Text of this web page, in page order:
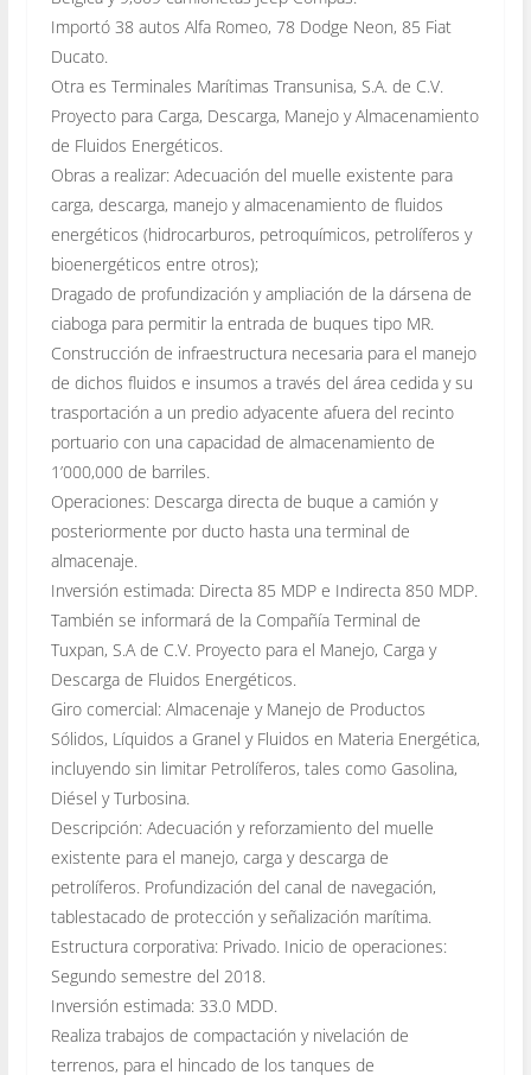
Importó 38 autos Alfa Romeo, 78 Dodge Neon, 85 Fiat
Ducato.
Otra es Terminales Marítimas Transunisa, S.A. de C.V.
Proyecto para Carga, Descarga, Manejo y Almacenamiento
de Fluidos Energéticos.
Obras a realizar: Adecuación del muelle existente para
carga, descarga, manejo y almacenamiento de fluidos
energéticos (hidrocarburos, petroquímicos, petrolíferos y
bioenergéticos entre otros);
Dragado de profundización y ampliación de la dársena de
ciaboga para permitir la entrada de buques tipo MR.
Construcción de infraestructura necesaria para el manejo
de dichos fluidos e insumos a través del área cedida y su
trasportación a un predio adyacente afuera del recinto
portuario con una capacidad de almacenamiento de
1’000,000 de barriles.
Operaciones: Descarga directa de buque a camión y
posteriormente por ducto hasta una terminal de
almacenaje.
Inversión estimada: Directa 85 MDP e Indirecta 850 MDP.
También se informará de la Compañía Terminal de
Tuxpan, S.A de C.V. Proyecto para el Manejo, Carga y
Descarga de Fluidos Energéticos.
Giro comercial: Almacenaje y Manejo de Productos
Sólidos, Líquidos a Granel y Fluidos en Materia Energética,
incluyendo sin limitar Petrolíferos, tales como Gasolina,
Diésel y Turbosina.
Descripción: Adecuación y reforzamiento del muelle
existente para el manejo, carga y descarga de
petrolíferos. Profundización del canal de navegación,
tablestacado de protección y señalización marítima.
Estructura corporativa: Privado. Inicio de operaciones:
Segundo semestre del 2018.
Inversión estimada: 33.0 MDD.
Realiza trabajos de compactación y nivelación de
terrenos, para el hincado de los tanques de